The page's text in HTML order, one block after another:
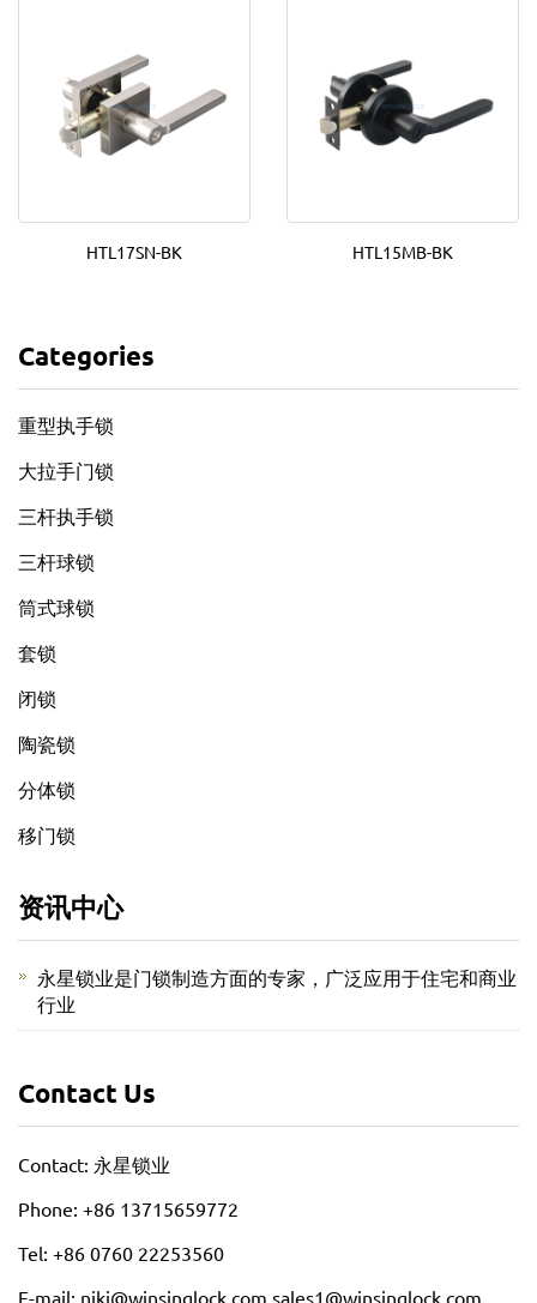
HTL17SN-BK HTL15MB-BK
Categories
重型执手锁
大拉手门锁
三杆执手锁
三杆球锁
筒式球锁
套锁
闭锁
陶瓷锁
分体锁
移门锁
资讯中心
永星锁业是门锁制造方面的专家，广泛应用于住宅和商业
行业
Contact Us
Contact: 永星锁业
Phone: +86 13715659772
Tel: +86 0760 22253560
E-mail: niki@winsinglock.com sales1@winsinglock.com